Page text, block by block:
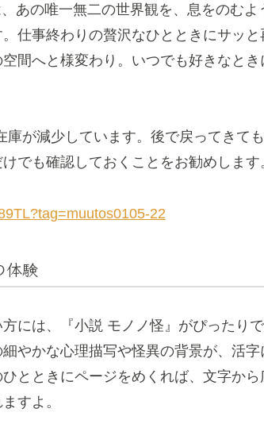
あの唯一無二の世界観を、息をのむ
仕事終わりの贅沢なひとときにサッ
間へと様変わり。いつでも好きなと
が減少しています。後で戻ってきて
でも確認しておくことをお勧めします
22
体験
には、『小説 モノノ怪』がぴったり
やかな心理描写や怪異の背景が、活字
とときにページをめくれば、文字か
すよ。